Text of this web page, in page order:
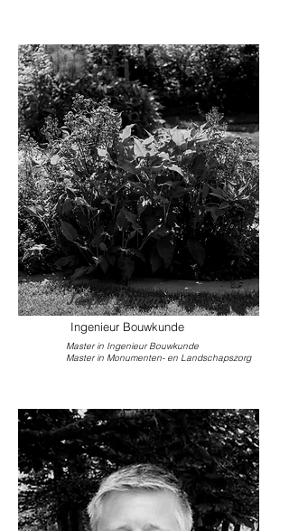
Jasper Bijnen
Ingenieur Bouwkunde
Master in Ingenieur Bouwkunde
Master in Monumenten- en Landschapszorg